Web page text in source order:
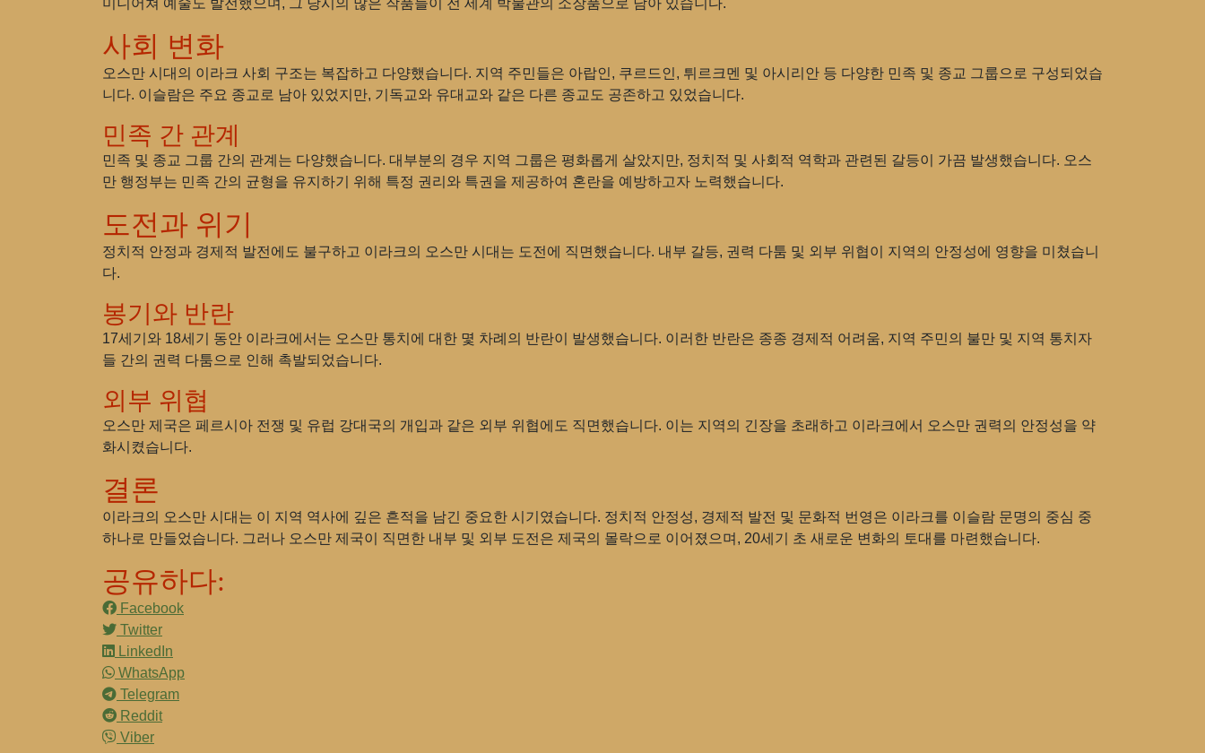
미니어쳐 예술도 발전했으며, 그 당시의 많은 작품들이 전 세계 박물관의 소장품으로 남아 있습니다.
사회 변화
오스만 시대의 이라크 사회 구조는 복잡하고 다양했습니다. 지역 주민들은 아랍인, 쿠르드인, 튀르크멘 및 아시리안 등 다양한 민족 및 종교 그룹으로 구성되었습
니다. 이슬람은 주요 종교로 남아 있었지만, 기독교와 유대교와 같은 다른 종교도 공존하고 있었습니다.
민족 간 관계
민족 및 종교 그룹 간의 관계는 다양했습니다. 대부분의 경우 지역 그룹은 평화롭게 살았지만, 정치적 및 사회적 역학과 관련된 갈등이 가끔 발생했습니다. 오스
만 행정부는 민족 간의 균형을 유지하기 위해 특정 권리와 특권을 제공하여 혼란을 예방하고자 노력했습니다.
도전과 위기
정치적 안정과 경제적 발전에도 불구하고 이라크의 오스만 시대는 도전에 직면했습니다. 내부 갈등, 권력 다툼 및 외부 위협이 지역의 안정성에 영향을 미쳤습니
다.
봉기와 반란
17세기와 18세기 동안 이라크에서는 오스만 통치에 대한 몇 차례의 반란이 발생했습니다. 이러한 반란은 종종 경제적 어려움, 지역 주민의 불만 및 지역 통치자
들 간의 권력 다툼으로 인해 촉발되었습니다.
외부 위협
오스만 제국은 페르시아 전쟁 및 유럽 강대국의 개입과 같은 외부 위협에도 직면했습니다. 이는 지역의 긴장을 초래하고 이라크에서 오스만 권력의 안정성을 약
화시켰습니다.
결론
이라크의 오스만 시대는 이 지역 역사에 깊은 흔적을 남긴 중요한 시기였습니다. 정치적 안정성, 경제적 발전 및 문화적 번영은 이라크를 이슬람 문명의 중심 중
하나로 만들었습니다. 그러나 오스만 제국이 직면한 내부 및 외부 도전은 제국의 몰락으로 이어졌으며, 20세기 초 새로운 변화의 토대를 마련했습니다.
공유하다:
Facebook
Twitter
LinkedIn
WhatsApp
Telegram
Reddit
Viber